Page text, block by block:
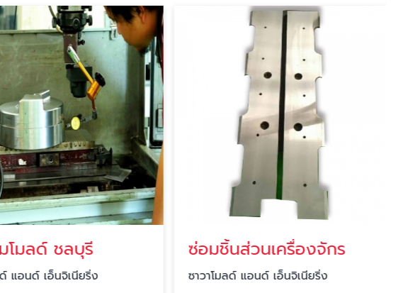
โมลด์ ชลบุรี
แอนด์ เอ็นจิเนียริ่ง
ซ่อมชิ้นส่วนเครื่องจักร
ซาวาโมลด์ แอนด์ เอ็นจิเนียริ่ง